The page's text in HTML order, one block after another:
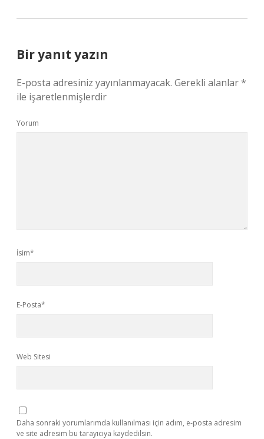
Bir yanıt yazın
E-posta adresiniz yayınlanmayacak. Gerekli alanlar*
ile işaretlenmişlerdir
Yorum
İsim*
E-Posta*
Web Sitesi
Daha sonraki yorumlarımda kullanılması için adım, e-posta adresim
ve site adresim bu tarayıcıya kaydedilsin.